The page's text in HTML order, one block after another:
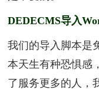
DEDECMS导入
我们的导入脚本是
本天生有种恐惧感
了服务更多的人，